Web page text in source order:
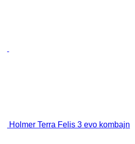
Holmer Terra Felis 3 evo kombajn